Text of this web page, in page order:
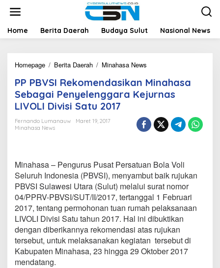
t
Home Berita Daerah Budaya Sulut Nasional News
Homepage / Berita Daerah / Minahasa News
P
B
V
I
R
m
e
n
d
a
s
k
a
n
M
PP PBVSI Rekomendasikan Minahasa
Sebagai Penyelenggara Kejurnas
LIVOLI Divisi Satu 2017
Fernando Lumanauw
Maret 19, 2017
Minahasa News
Minahasa – Pengurus Pusat Persatuan Bola Voli
Seluruh Indonesia (PBVSI), menyambut baik rujukan
PBVSI Sulawesi Utara (Sulut) melalui surat nomor
04/PPRV-PBVSI/SUT/II/2017, tertanggal 1 Februari
2017, tentang permohonan tuan rumah pelaksanaan
LIVOLI Divisi Satu tahun 2017. Hal ini dibuktikan
dengan diberikannya rekomendasi atas rujukan
tersebut, untuk melaksanakan kegiatan tersebut di
Kabupaten Minahasa, 23 hingga 29 Oktober 2017
mendatang.